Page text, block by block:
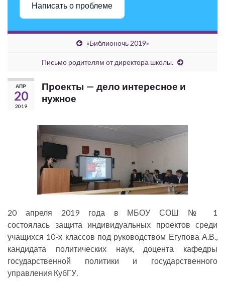
Написать о проблеме
«Библионочь 2019»
Письмо родителям от директора школы.
АПР
20
2019
Проекты — дело интересное и
нужное
20 апреля 2019 года в МБОУ СОШ № 1
состоялась защита индивидуальных проектов среди
учащихся 10-х классов под руководством Егупова А.В.,
кандидата политических наук, доцента кафедры
государственной политики и государственного
управления КубГУ.